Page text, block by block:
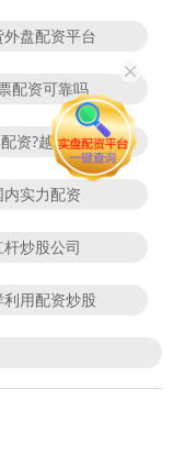
外盘配资平台
配资可靠吗
资?越大配资
内实力配资
杆炒股公司
利用配资炒股